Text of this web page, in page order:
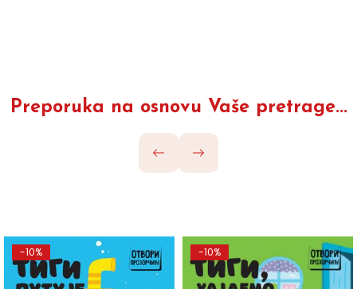
Preporuka na osnovu Vaše pretrage...
-10% -10%